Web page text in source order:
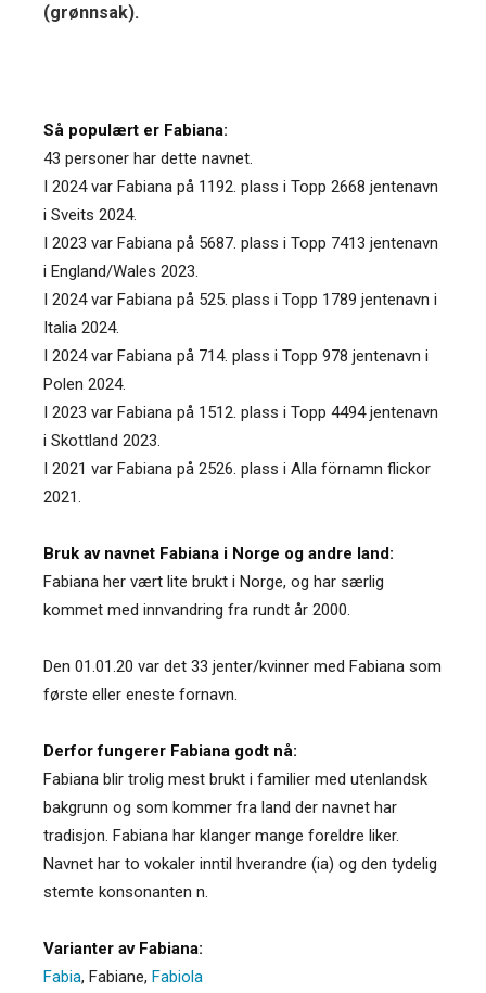
(grønnsak).
Så populært er Fabiana:
43 personer har dette navnet.
I 2024 var Fabiana på 1192. plass i Topp 2668 jentenavn
i Sveits 2024.
I 2023 var Fabiana på 5687. plass i Topp 7413 jentenavn
i England/Wales 2023.
I 2024 var Fabiana på 525. plass i Topp 1789 jentenavn i
Italia 2024.
I 2024 var Fabiana på 714. plass i Topp 978 jentenavn i
Polen 2024.
I 2023 var Fabiana på 1512. plass i Topp 4494 jentenavn
i Skottland 2023.
I 2021 var Fabiana på 2526. plass i Alla förnamn flickor
2021.
Bruk av navnet Fabiana i Norge og andre land:
Fabiana her vært lite brukt i Norge, og har særlig
kommet med innvandring fra rundt år 2000.
Den 01.01.20 var det 33 jenter/kvinner med Fabiana som
første eller eneste fornavn.
Derfor fungerer Fabiana godt nå:
Fabiana blir trolig mest brukt i familier med utenlandsk
bakgrunn og som kommer fra land der navnet har
tradisjon. Fabiana har klanger mange foreldre liker.
Navnet har to vokaler inntil hverandre (ia) og den tydelig
stemte konsonanten n.
Varianter av Fabiana:
Fabia, Fabiane, Fabiola